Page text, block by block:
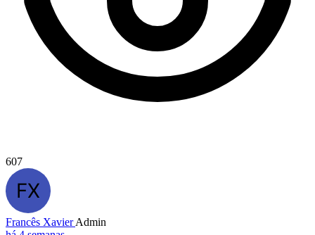
607
Francês XavierAdmin